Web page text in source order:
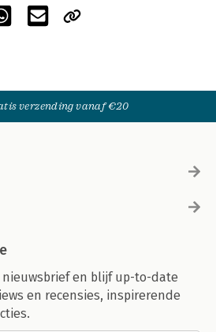
verzending vanaf €20
en blijf up-to-date
en recensies, inspirerende